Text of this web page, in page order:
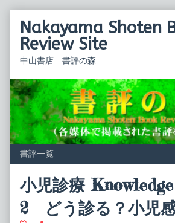
contentNakayama Shoten
Review Site
中山書店 書評の森
小児診療
2 どう診る？小児